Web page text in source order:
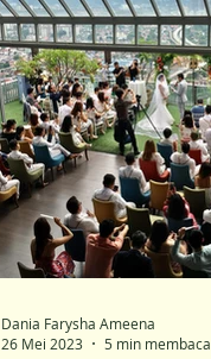
Dania Farysha Ameena
26 Mei 2023
5 min membaca